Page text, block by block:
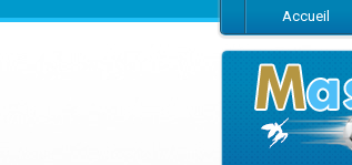
Accueil